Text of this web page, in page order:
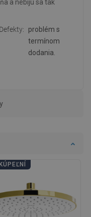
a nebijú sa tak
Defekty
problém s
termínom
dodania.